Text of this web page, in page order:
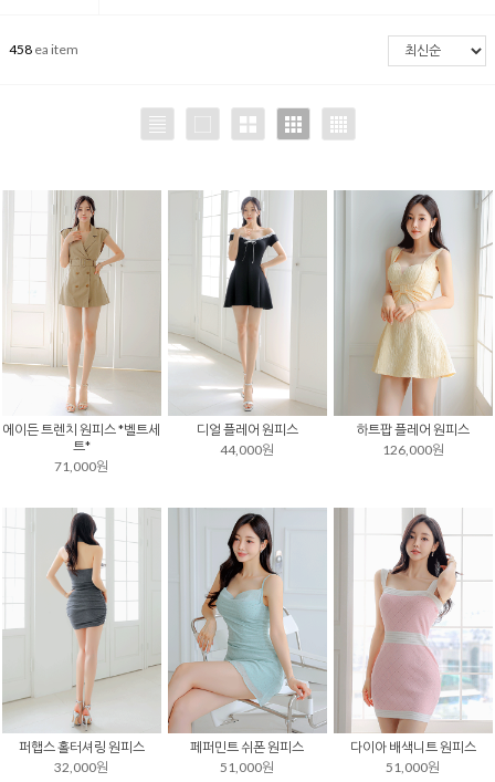
458 ea item
에이든 트렌치 원피스 *벨트세
트*
71,000원
디얼 플레어 원피스
44,000원
하트팝 플레어 원피스
126,000원
퍼햅스 홀터셔링 원피스
32,000원
페퍼민트 쉬폰 원피스
51,000원
다이아 배색니트 원피스
51,000원